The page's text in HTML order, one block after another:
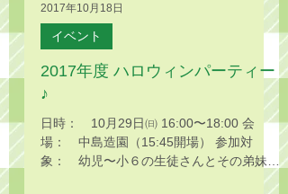
2017年10月18日
イベント
2017年度 ハロウィンパーティー
♪
日時： 10月29日㈰ 16:00〜18:00 会
場： 中島造園（15:45開場） 参加対